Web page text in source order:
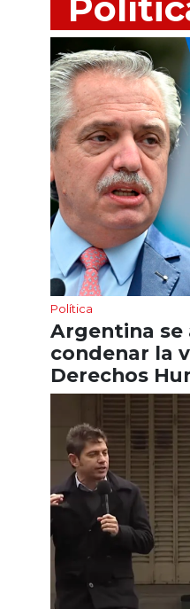
Política
Argentina se
condenar la
Derechos